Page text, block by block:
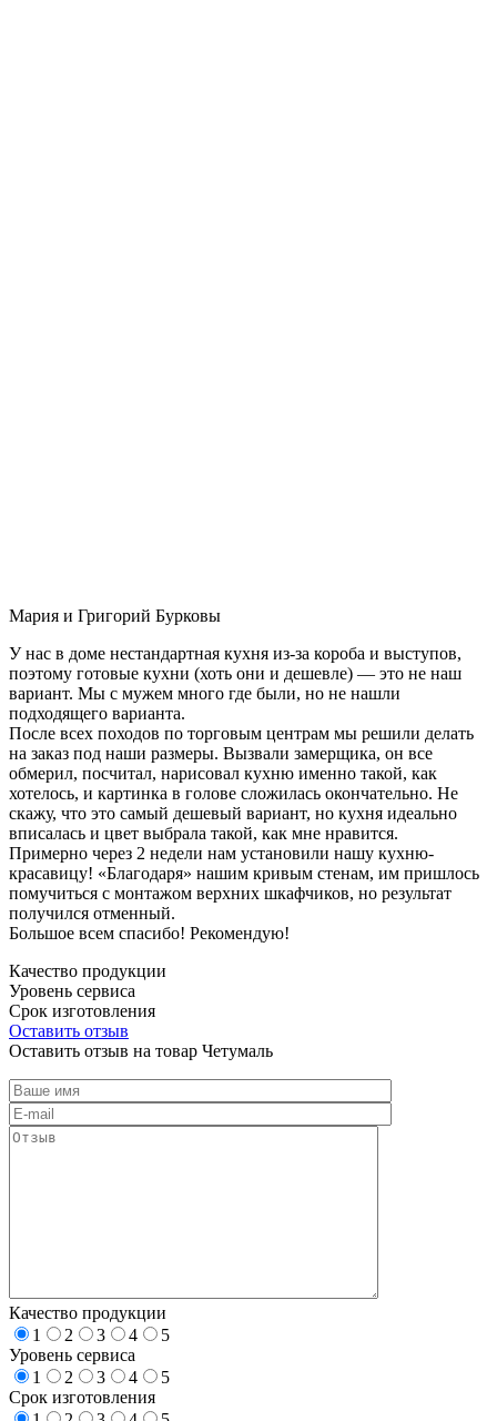
Мария и Григорий Бурковы
У нас в доме нестандартная кухня из-за короба и выступов,
поэтому готовые кухни (хоть они и дешевле) — это не наш
вариант. Мы с мужем много где были, но не нашли
подходящего варианта.
После всех походов по торговым центрам мы решили делать
на заказ под наши размеры. Вызвали замерщика, он все
обмерил, посчитал, нарисовал кухню именно такой, как
хотелось, и картинка в голове сложилась окончательно. Не
скажу, что это самый дешевый вариант, но кухня идеально
вписалась и цвет выбрала такой, как мне нравится.
Примерно через 2 недели нам установили нашу кухню-
красавицу! «Благодаря» нашим кривым стенам, им пришлось
помучиться с монтажом верхних шкафчиков, но результат
получился отменный.
Большое всем спасибо! Рекомендую!
Качество продукции
Уровень сервиса
Срок изготовления
Оставить отзыв
Оставить отзыв на товар Четумаль
Качество продукции
1
2 3 4
5
Уровень сервиса
1
2 3 4
5
Срок изготовления